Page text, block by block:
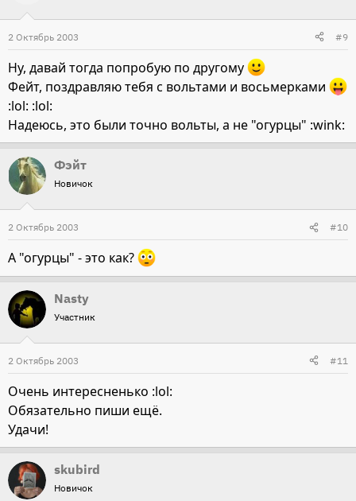
2 Октябрь 2003 #9
Ну, давай тогда попробую по другому
Фейт, поздравляю тебя с вольтами и восьмерками
:lol: :lol:
Надеюсь, это были точно вольты, а не "огурцы" :wink:
Фэйт
Новичок
2 Октябрь 2003 #10
А "огурцы" - это как?
Nasty
Участник
2 Октябрь 2003 #11
Очень интересненько :lol:
Обязательно пиши ещё.
Удачи!
skubird
Новичок